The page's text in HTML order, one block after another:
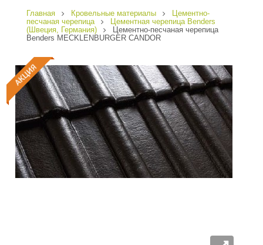
Главная Кровельные материалы
Цементно-
песчаная черепица
Цементная черепица Benders
(Швеция, Германия)
Цементно-песчаная черепица
Benders MECKLENBURGER CANDOR